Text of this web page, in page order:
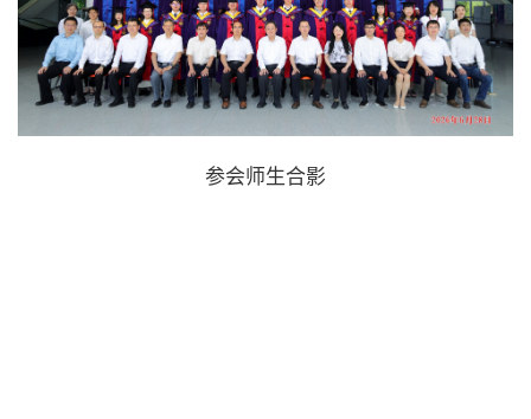
参会师生合影